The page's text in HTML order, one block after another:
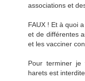
associations et
FAUX ! Et à quoi
et de différentes
et les vacciner
Pour terminer je
harets est